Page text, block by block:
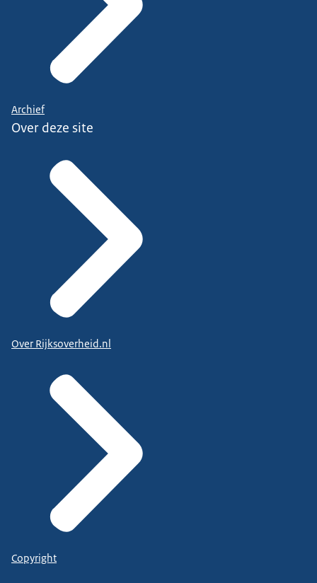
Archief
Over deze site
Over Rijksoverheid.nl
Copyright